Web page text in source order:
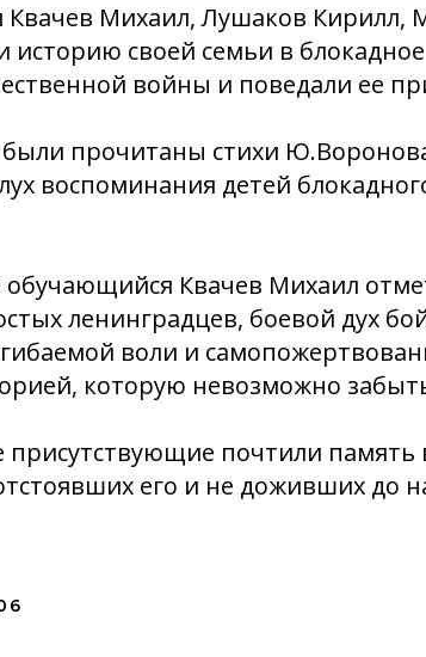
Михаил, Лушаков Кирилл,
историю своей семьи в
войны и поведали ее
прочитаны стихи
воспоминания детей
Квачев Михаил
ленинградцев, боевой дух
воли и
которую невозможно
присутствующие почтили память
его и не доживших до